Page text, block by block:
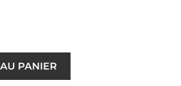
PANIER